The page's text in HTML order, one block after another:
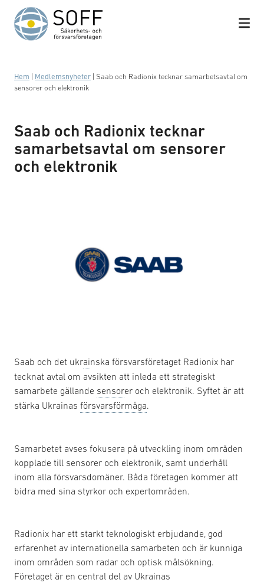
Hoppa till innehåll
Hem Medlemsnyheter
Saab och Radionix tecknar samarbetsavtal om
sensorer och elektronik
Saab och Radionix tecknar
samarbetsavtal om sensorer
och elektronik
Saab och det ukrainska försvarsföretaget Radionix har
tecknat avtal om avsikten att inleda ett strategiskt
samarbete gällande sensorer och elektronik. Syftet är att
stärka Ukrainas försvarsförmåga.
Samarbetet avses fokusera på utveckling inom områden
kopplade till sensorer och elektronik, samt underhåll
inom alla försvarsdomäner. Båda företagen kommer att
bidra med sina styrkor och expertområden.
Radionix har ett starkt teknologiskt erbjudande, god
erfarenhet av internationella samarbeten och är kunniga
inom områden som radar och optisk målsökning.
Företaget är en central del av Ukrainas